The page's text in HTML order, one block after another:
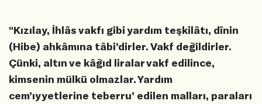
"Kızılay, İhlâs vakfı gibi yardım teşkilâtı, dînin
(Hibe) ahkâmına tâbi’dirler. Vakf değildirler.
Çünki, altın ve kâğıd liralar vakf edilince,
kimsenin mülkü olmazlar. Yardım
cem’ıyyetlerine teberru’ edilen malları, paraları